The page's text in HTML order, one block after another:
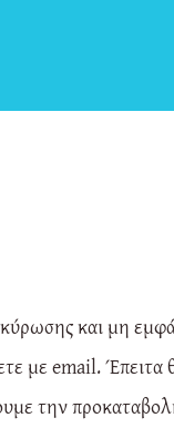
και μη
με email.
την